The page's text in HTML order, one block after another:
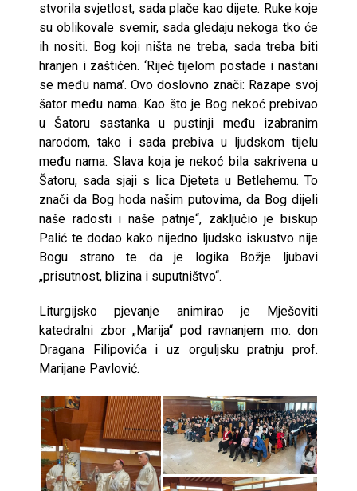
stvorila svjetlost, sada plače kao dijete. Ruke koje
su oblikovale svemir, sada gledaju nekoga tko će
ih nositi. Bog koji ništa ne treba, sada treba biti
hranjen i zaštićen. ‘Riječ tijelom postade i nastani
se među nama’. Ovo doslovno znači: Razape svoj
šator među nama. Kao što je Bog nekoć prebivao
u Šatoru sastanka u pustinji među izabranim
narodom, tako i sada prebiva u ljudskom tijelu
među nama. Slava koja je nekoć bila sakrivena u
Šatoru, sada sjaji s lica Djeteta u Betlehemu. To
znači da Bog hoda našim putovima, da Bog dijeli
naše radosti i naše patnje“, zaključio je biskup
Palić te dodao kako nijedno ljudsko iskustvo nije
Bogu strano te da je logika Božje ljubavi
„prisutnost, blizina i suputništvo“.
Liturgijsko pjevanje animirao je Mješoviti
katedralni zbor „Marija“ pod ravnanjem mo. don
Dragana Filipovića i uz orguljsku pratnju prof.
Marijane Pavlović.